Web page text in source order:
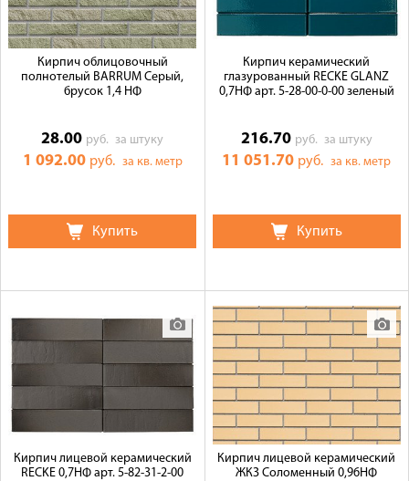
Кирпич облицовочный
полнотелый BARRUM Серый,
брусок 1,4 НФ
28.00 руб.за штуку
1 092.00 руб. за кв. метр
Купить
Кирпич керамический
глазурованный RECKE GLANZ
0,7НФ арт. 5-28-00-0-00 зеленый
216.70 руб. за штуку
11 051.70 руб.за кв. метр
Купить
Кирпич лицевой керамический
RECKE 0,7НФ арт. 5-82-31-2-00
Кирпич лицевой керамический
ЖКЗ Соломенный 0,96НФ